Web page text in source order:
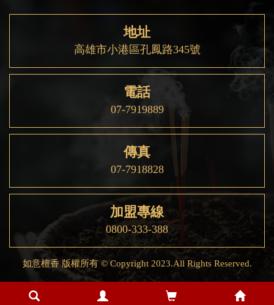
地址
高雄市小港區孔鳳路345號
電話
07-7919889
傳真
07-7918828
加盟專線
0800-333-388
如意檀香 版權所有 © Copyright 2023.All Rights Reserved.